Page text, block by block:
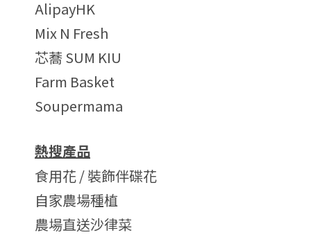
AlipayHK
Mix N Fresh
芯蕎 SUM KIU
Farm Basket
Soupermama
熱搜產品
食用花 / 裝飾伴碟花
自家農場種植
農場直送沙律菜